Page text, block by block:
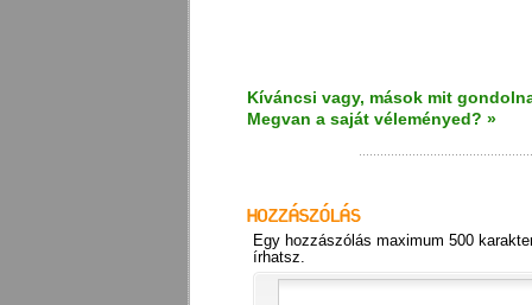
Kíváncsi vagy, mások mit
Megvan a saját véleményed? »
Egy hozzászólás maximum 500
írhatsz.